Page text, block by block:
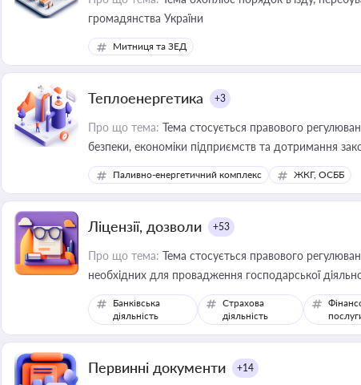
громадянства України
Митниця та ЗЕД
Теплоенергетика +3
Про що тема: Тема стосується правового
безпеки, економіки підприємств та дотримання
Паливно-енергетичний комплекс ЖКГ, ОСББ
Ліцензії, дозволи +53
Про що тема: Тема стосується правового
необхідних для провадження господарської
Банківська
діяльність
Страхова
діяльність
Первинні документи +14